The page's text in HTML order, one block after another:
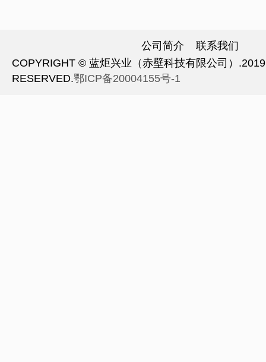
公司简介
联系我们
COPYRIGHT © 蓝炬兴业（赤壁科技有限公司）
RESERVED.鄂ICP备20004155号-1